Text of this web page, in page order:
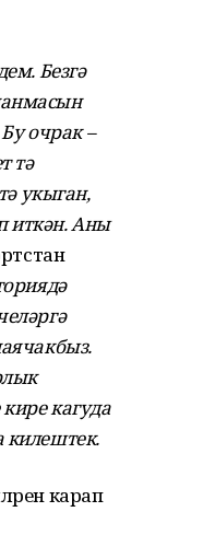
Безгә
очрак –
тә
укыган,
иткән. Аны
кагуда
килештек.
карап